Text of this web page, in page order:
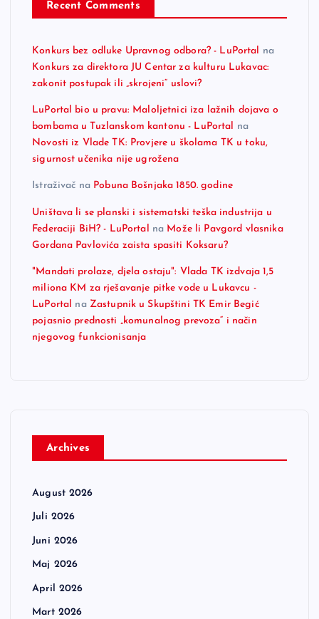
Recent Comments
Konkurs bez odluke Upravnog odbora? - LuPortal na
Konkurs za direktora JU Centar za kulturu Lukavac:
zakonit postupak ili „skrojeni“ uslovi?
LuPortal bio u pravu: Maloljetnici iza lažnih dojava o
bombama u Tuzlanskom kantonu - LuPortal na
Novosti iz Vlade TK: Provjere u školama TK u toku,
sigurnost učenika nije ugrožena
Istraživač na Pobuna Bošnjaka 1850. godine
Uništava li se planski i sistematski teška industrija u
Federaciji BiH? - LuPortal
na Može li Pavgord vlasnika
Gordana Pavlovića zaista spasiti Koksaru?
"Mandati prolaze, djela ostaju": Vlada TK izdvaja 1,5
miliona KM za rješavanje pitke vode u Lukavcu -
LuPortal na Zastupnik u Skupštini TK Emir Begić
pojasnio prednosti „komunalnog prevoza“ i način
njegovog funkcionisanja
Archives
August 2026
Juli 2026
Juni 2026
Maj 2026
April 2026
Mart 2026